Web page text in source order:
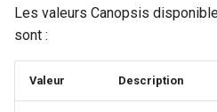
Les valeurs Canopsis
sont :
Valeur Description